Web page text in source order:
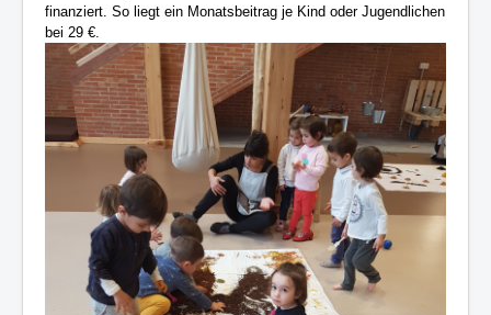
finanziert. So liegt ein Monatsbeitrag je Kind oder Jugendlichen
bei 29 €.